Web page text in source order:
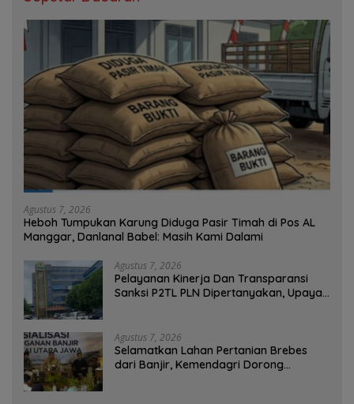
Agustus 7, 2026
Heboh Tumpukan Karung Diduga Pasir Timah di Pos AL
Manggar, Danlanal Babel: Masih Kami Dalami
Agustus 7, 2026
Pelayanan Kinerja Dan Transparansi
Sanksi P2TL PLN Dipertanyakan, Upaya
Agustus 7, 2026
Selamatkan Lahan Pertanian Brebes
dari Banjir, Kemendagri Dorong